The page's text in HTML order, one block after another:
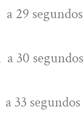
segundos
30 segundos
segundos